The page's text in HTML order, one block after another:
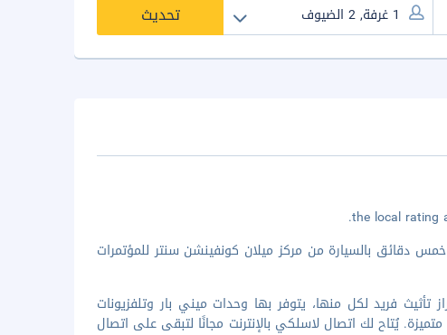
تحديث
دقائق بالسيارة من مركز ميلان كونفينشن سنتر للمؤتمرات
في واحدة من 56 غرفة ضيافة بطراز تأثيث فريد لكل منها، يتوفر بها وحدات ميني بار وتلفزيونات
يُتاح لك اتصال لاسلكي بالإنترنت مجانًا لتبقى على اتصال